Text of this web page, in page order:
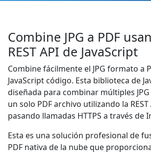
Combine JPG a PDF
REST API de JavaScript
Combine fácilmente el JPG formato a
JavaScript código. Esta biblioteca de
diseñada para combinar múltiples
un solo PDF archivo utilizando la REST
pasando llamadas HTTPS a través de
Esta es una solución profesional de
PDF nativa de la nube que